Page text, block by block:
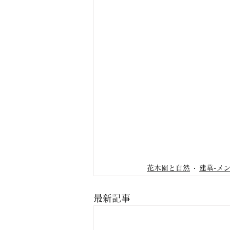
花木園と自然 建墓-メ
最新記事